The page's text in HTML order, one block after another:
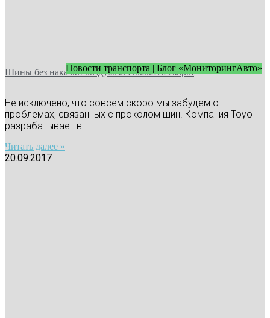
Новости транспорта | Блог «МониторингАвто»
Шины без накачки воздухом. Появятся скоро!
Не исключено, что совсем скоро мы забудем о
проблемах, связанных с проколом шин. Компания Toyo
разрабатывает в
Читать далее »
20.09.2017